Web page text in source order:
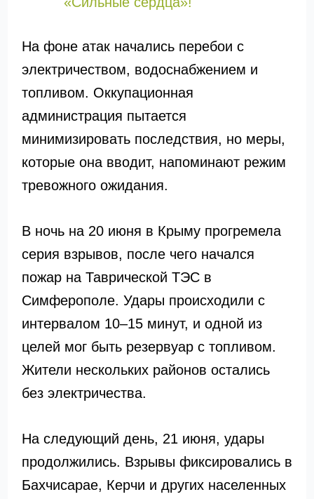
На фоне атак начались перебои с
электричеством, водоснабжением и
топливом. Оккупационная
администрация пытается
минимизировать последствия, но меры,
которые она вводит, напоминают режим
тревожного ожидания.
В ночь на 20 июня в Крыму прогремела
серия взрывов, после чего начался
пожар на Таврической ТЭС в
Симферополе. Удары происходили с
интервалом 10–15 минут, и одной из
целей мог быть резервуар с топливом.
Жители нескольких районов остались
без электричества.
На следующий день, 21 июня, удары
продолжились. Взрывы фиксировались в
Бахчисарае, Керчи и других населенных